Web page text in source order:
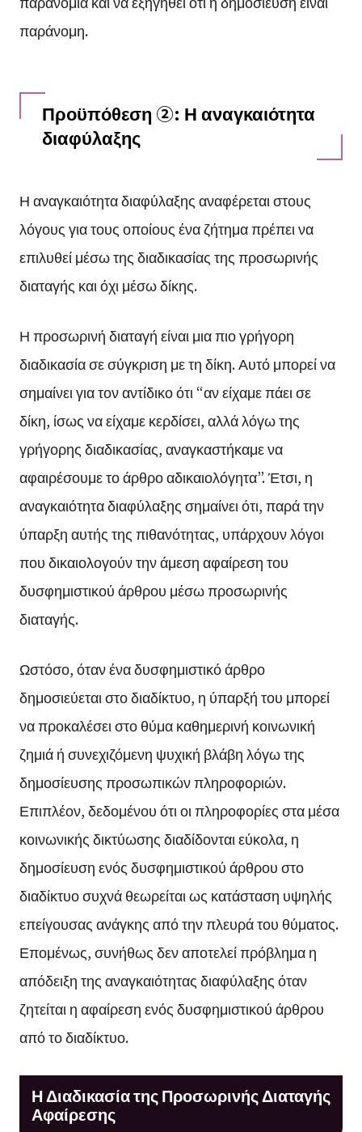
παράνομη.
Προϋπόθεση ②: Η αναγκαιότητα
διαφύλαξης
Η αναγκαιότητα διαφύλαξης αναφέρεται στους
λόγους για τους οποίους ένα ζήτημα πρέπει να
επιλυθεί μέσω της διαδικασίας της προσωρινής
διαταγής και όχι μέσω δίκης.
Η προσωρινή διαταγή είναι μια πιο γρήγορη
διαδικασία σε σύγκριση με τη δίκη. Αυτό μπορεί να
σημαίνει για τον αντίδικο ότι “αν είχαμε πάει σε
δίκη, ίσως να είχαμε κερδίσει, αλλά λόγω της
γρήγορης διαδικασίας, αναγκαστήκαμε να
αφαιρέσουμε το άρθρο αδικαιολόγητα”. Έτσι, η
αναγκαιότητα διαφύλαξης σημαίνει ότι, παρά την
ύπαρξη αυτής της πιθανότητας, υπάρχουν λόγοι
που δικαιολογούν την άμεση αφαίρεση του
δυσφημιστικού άρθρου μέσω προσωρινής
διαταγής.
Ωστόσο, όταν ένα δυσφημιστικό άρθρο
δημοσιεύεται στο διαδίκτυο, η ύπαρξή του μπορεί
να προκαλέσει στο θύμα καθημερινή κοινωνική
ζημιά ή συνεχιζόμενη ψυχική βλάβη λόγω της
δημοσίευσης προσωπικών πληροφοριών.
Επιπλέον, δεδομένου ότι οι πληροφορίες στα μέσα
κοινωνικής δικτύωσης διαδίδονται εύκολα, η
δημοσίευση ενός δυσφημιστικού άρθρου στο
διαδίκτυο συχνά θεωρείται ως κατάσταση υψηλής
επείγουσας ανάγκης από την πλευρά του θύματος.
Επομένως, συνήθως δεν αποτελεί πρόβλημα η
απόδειξη της αναγκαιότητας διαφύλαξης όταν
ζητείται η αφαίρεση ενός δυσφημιστικού άρθρου
από το διαδίκτυο.
Η Διαδικασία της Προσωρινής Διαταγής
Αφαίρεσης